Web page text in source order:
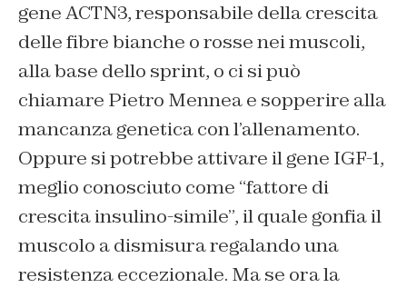
gene ACTN3, responsabile della crescita
delle fibre bianche o rosse nei muscoli,
alla base dello sprint, o ci si può
chiamare Pietro Mennea e sopperire alla
mancanza genetica con l’allenamento.
Oppure si potrebbe attivare il gene IGF-1,
meglio conosciuto come “fattore di
crescita insulino-simile”, il quale gonfia il
muscolo a dismisura regalando una
resistenza eccezionale. Ma se ora la